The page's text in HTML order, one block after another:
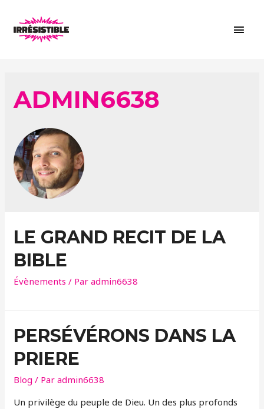
ADMIN6638
LE GRAND RECIT DE LA
BIBLE
Évènements / Paradmin6638
PERSÉVÉRONS DANS LA
PRIERE
Blog / Paradmin6638
Un privilège du peuple de Dieu. Un des plus profonds